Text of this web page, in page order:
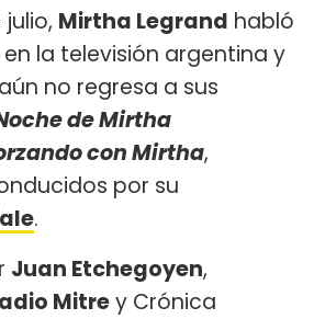
julio, Mirtha Legrand habló
la televisión argentina y
no regresa a sus
de Mirtha
con Mirtha,
por su
.
Juan Etchegoyen,
Mitrey Crónica